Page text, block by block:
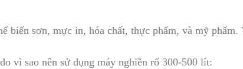
biến sơn, mực in, hóa chất, thực phẩm, và mỹ phẩm.
vì sao nên sử dụng máy nghiền rổ 300-500 lít: